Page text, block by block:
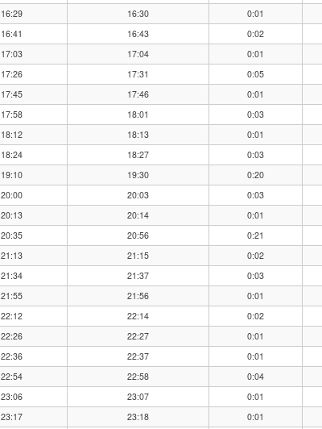
16:29 16:30 0:01
16:41 16:43 0:02
17:03 17:04 0:01
17:26 17:31 0:05
17:45 17:46 0:01
17:58 18:01 0:03
18:12 18:13 0:01
18:24 18:27 0:03
19:10 19:30 0:20
20:00 20:03 0:03
20:13
20:14 0:01
20:35 20:56 0:21
21:13 21:15 0:02
21:34 21:37 0:03
21:55 21:56 0:01
22:12 22:14 0:02
22:26
22:27 0:01
22:36 22:37 0:01
22:54 22:58 0:04
23:06
23:07 0:01
23:17 23:18 0:01